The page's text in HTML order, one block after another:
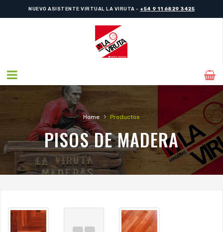
NUEVO ASISTENTE VIRTUAL LA VIRUTA - +54 9 11 6829 3425
NUEVO ASISTENTE VIRTUAL LA VIRUTA -+54 9 11 6829 3425
Home › Productos
PISOS DE MADERA